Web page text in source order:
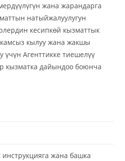
жана жарандарга
натыйжалуулугун
кесипкөй кызматтык
кылуу жана жакшы
үчүн Агенттикке тиешелүү
кызматка дайындоо боюнча
жана башка